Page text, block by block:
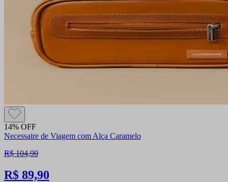
14% OFF
Necessaire de Viagem com Alça Caramelo
R$ 104,90
R$ 89,90